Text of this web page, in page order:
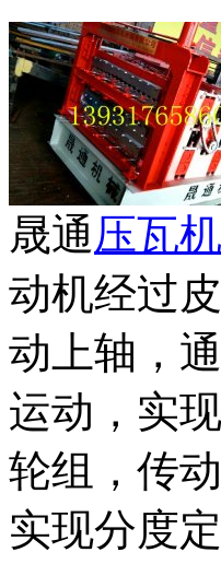
晟通压瓦机
动机经过
动上轴，
运动，实
轮组，传
实现分度